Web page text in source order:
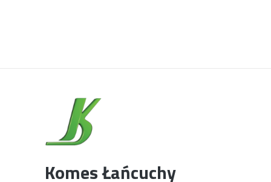
Komes Łańcuchy